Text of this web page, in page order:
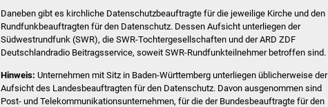
Daneben gibt es kirchliche Datenschutzbeauftragte für die jeweilige Kirche und den
Rundfunkbeauftragten für den Datenschutz. Dessen Aufsicht unterliegen der
Südwestrundfunk (SWR), die SWR-Tochtergesellschaften und der ARD ZDF
Deutschlandradio Beitragsservice, soweit SWR-Rundfunkteilnehmer betroffen sind.
Hinweis: Unternehmen mit Sitz in Baden-Württemberg unterliegen üblicherweise der
Aufsicht des Landesbeauftragten für den Datenschutz. Davon ausgenommen sind
Post- und Telekommunikationsunternehmen, für die der Bundesbeauftragte für den